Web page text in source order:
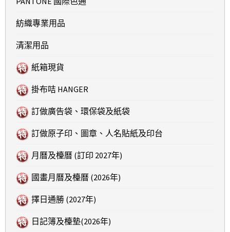
紡織專業用品
清潔用品
紙箱現貨
掛布咭 HANGER
訂做廣告袋、環保袋及紙袋
訂做原子印、圖章、人名貼紙及印台
月曆及檯曆 (訂印 2027年)
國畫月曆及檯曆 (2026年)
擇日通勝 (2027年)
日記簿及檯墊(2026年)